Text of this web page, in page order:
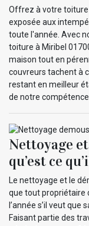
Offrez à votre
exposée aux
toute l'année. Avec
toiture à Miribel
maison tout en
couvreurs tachent à
restant en meilleur
de notre
Nettoyage
qu’est ce
Le nettoyage et le
que tout propriétaire
l’année s’il veut que
Faisant partie des